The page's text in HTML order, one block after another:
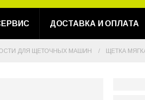
ДОСТАВКА И ОПЛАТА
ДЛЯ ЩЕТОЧНЫХ МАШИН ЩЕТКА